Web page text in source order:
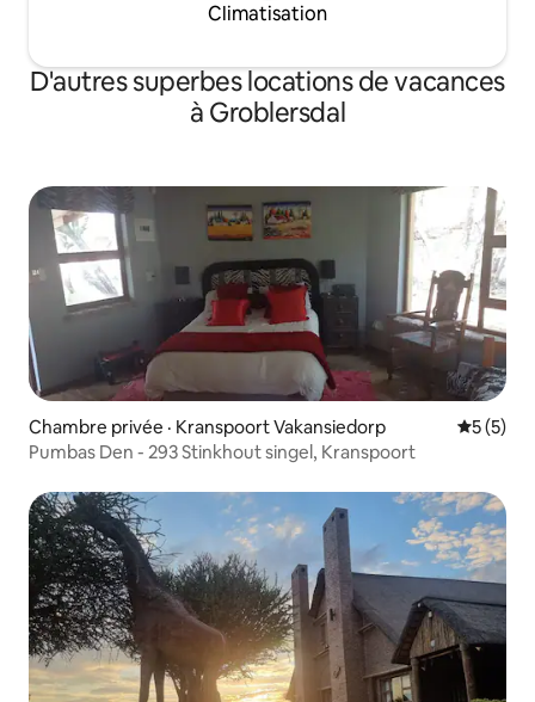
Climatisation
D'autres superbes locations de vacances
à Groblersdal
Chambre privée · Kranspoort Vakansiedorp Note
5 (5)
Pumbas Den - 293 Stinkhout singel, Kranspoort